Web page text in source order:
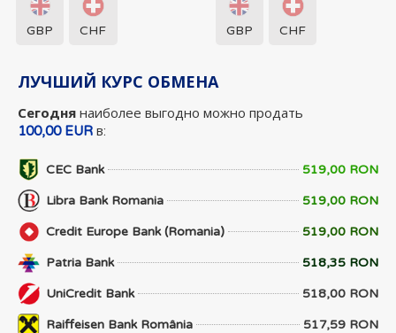
GBP CHF GBP CHF
ЛУЧШИЙ КУРС ОБМЕНА
Сегодня наиболее выгодно можно продать
100,00 EUR в:
CEC Bank 519,00 RON
Libra Bank Romania 519,00 RON
Credit Europe Bank (Romania) 519,00 RON
Patria Bank 518,35 RON
UniCredit Bank 518,00 RON
Raiffeisen Bank România 517,59 RON